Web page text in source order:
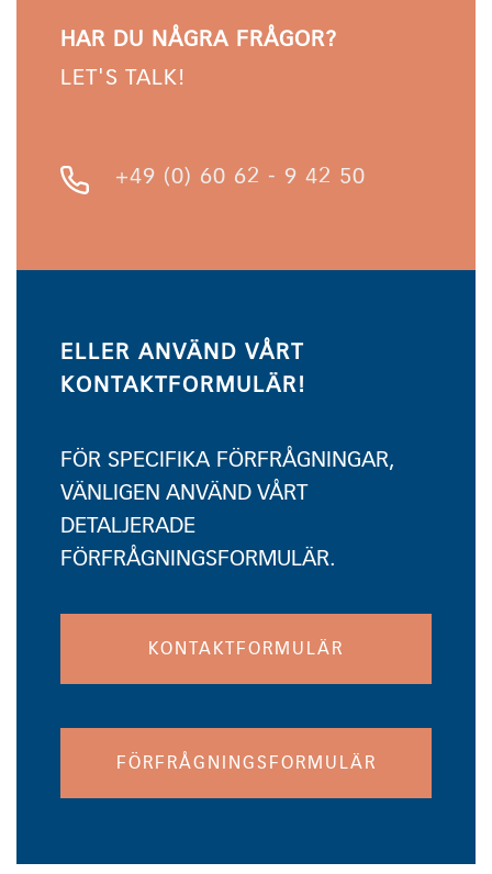
HAR DU NÅGRA FRÅGOR?
LET'S TALK!
+49 (0) 60 62 - 9 42 50
ELLER ANVÄND VÅRT
KONTAKTFORMULÄR!
FÖR SPECIFIKA FÖRFRÅGNINGAR,
VÄNLIGEN ANVÄND VÅRT
DETALJERADE
FÖRFRÅGNINGSFORMULÄR.
KONTAKTFORMULÄR
FÖRFRÅGNINGSFORMULÄR